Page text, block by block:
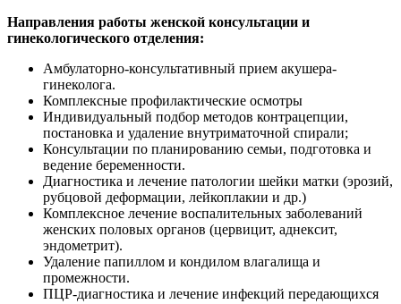
Направления работы женской консультации и
гинекологического отделения:
Амбулаторно-консультативный прием акушера-
гинеколога.
Комплексные профилактические осмотры
Индивидуальный подбор методов контрацепции,
постановка и удаление внутриматочной спирали;
Консультации по планированию семьи, подготовка и
ведение беременности.
Диагностика и лечение патологии шейки матки (эрозий,
рубцовой деформации, лейкоплакии и др.)
Комплексное лечение воспалительных заболеваний
женских половых органов (цервицит, аднексит,
эндометрит).
Удаление папиллом и кондилом влагалища и
промежности.
ПЦР-диагностика и лечение инфекций передающихся